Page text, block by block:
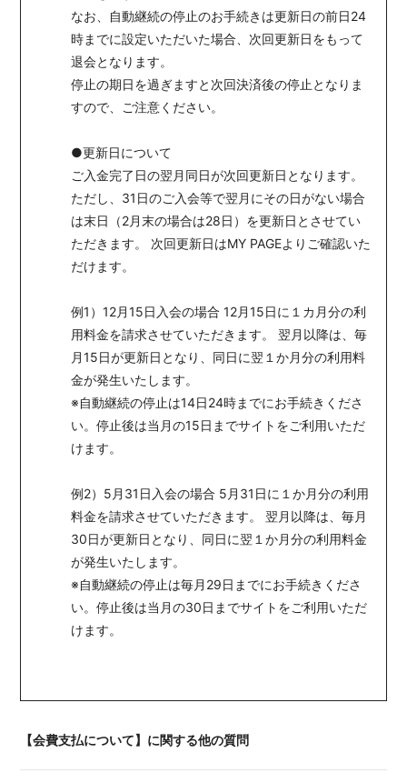
会員登録 ログイン
なお、自動継続の停止のお手続きは更新日の前日24
時までに設定いただいた場合、次回更新日をもって
退会となります。
停止の期日を過ぎますと次回決済後の停止となりま
すので、ご注意ください。
●更新日について
ご入金完了日の翌月同日が次回更新日となります。
ただし、31日のご入会等で翌月にその日がない場合
は末日（2月末の場合は28日）を更新日とさせてい
ただきます。 次回更新日はMY PAGEよりご確認いた
だけます。
例1）12月15日入会の場合 12月15日に１カ月分の利
用料金を請求させていただきます。 翌月以降は、毎
月15日が更新日となり、同日に翌１か月分の利用料
金が発生いたします。
※自動継続の停止は14日24時までにお手続きくださ
い。停止後は当月の15日までサイトをご利用いただ
けます。
例2）5月31日入会の場合 5月31日に１か月分の利用
料金を請求させていただきます。 翌月以降は、毎月
30日が更新日となり、同日に翌１か月分の利用料金
が発生いたします。
※自動継続の停止は毎月29日までにお手続きくださ
い。停止後は当月の30日までサイトをご利用いただ
けます。
【会費支払について】に関する他の質問